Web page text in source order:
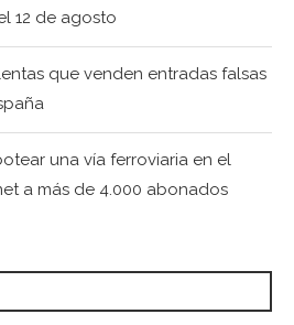
12 de agosto
que venden entradas falsas
una vía ferroviaria en el
a más de 4.000 abonados